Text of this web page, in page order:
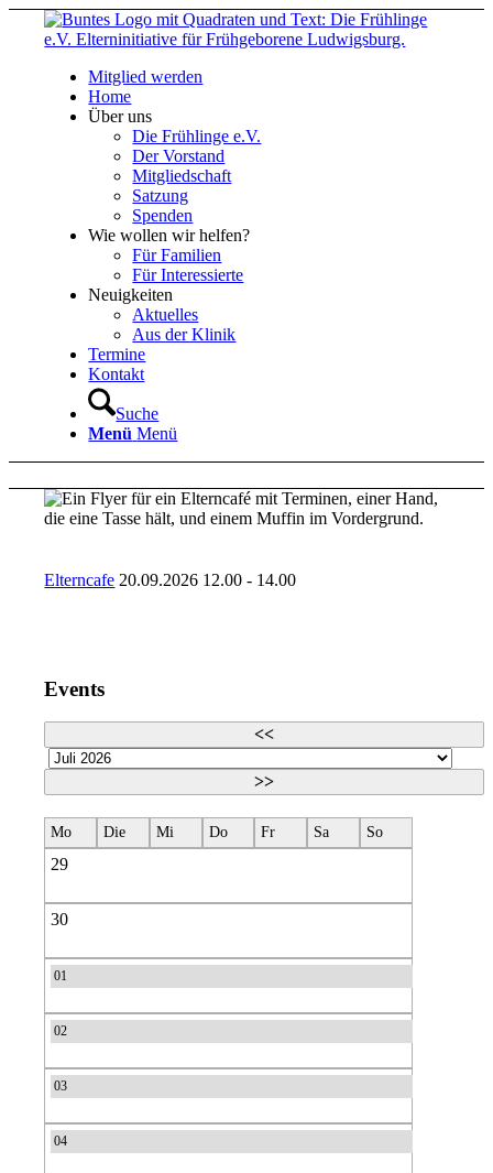
Mitglied werden
Home
Über uns
Die Frühlinge e.V.
Der Vorstand
Mitgliedschaft
Satzung
Spenden
Wie wollen wir helfen?
Für Familien
Für Interessierte
Neuigkeiten
Aktuelles
Aus der Klinik
Termine
Kontakt
Suche
Menü Menü
Elterncafe 20.09.2026 12.00 - 14.00
Events
<<
>>
Mo Die Mi Do Fr Sa So
29
30
01
02
03
04